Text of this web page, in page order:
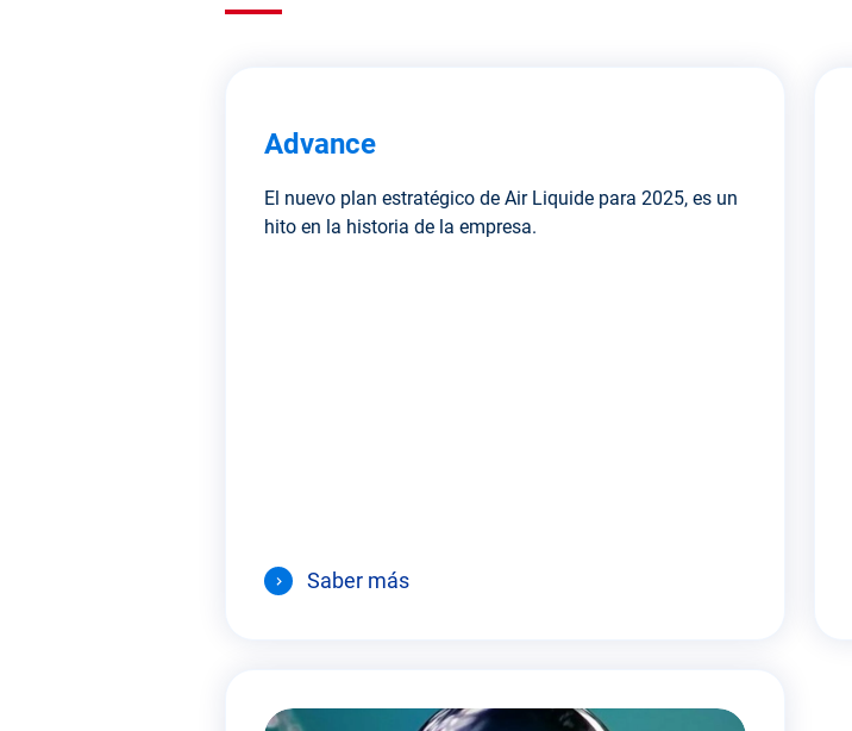
Advance
El nuevo plan estratégico de Air Liquide para 2025, es un
hito en la historia de la empresa.
Saber más